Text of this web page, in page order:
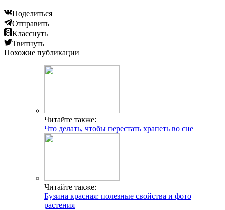
Поделиться
Отправить
Класснуть
Твитнуть
Похожие публикации
Читайте также:
Что делать, чтобы перестать храпеть во сне
Читайте также:
Бузина красная: полезные свойства и фото
растения